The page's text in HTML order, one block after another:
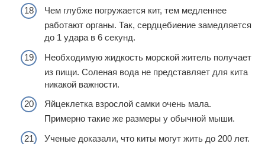
Чем глубже погружается кит, тем медленнее
работают органы. Так, сердцебиение замедляется
до 1 удара в 6 секунд.
Необходимую жидкость морской житель получает
из пищи. Соленая вода не представляет для кита
никакой важности.
Яйцеклетка взрослой самки очень мала.
Примерно такие же размеры у обычной мыши.
Ученые доказали, что киты могут жить до 200 лет.